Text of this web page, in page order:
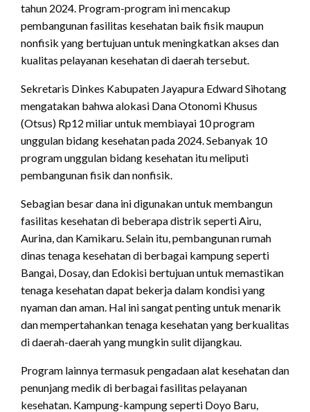
tahun 2024. Program-program ini mencakup
pembangunan fasilitas kesehatan baik fisik maupun
nonfisik yang bertujuan untuk meningkatkan akses dan
kualitas pelayanan kesehatan di daerah tersebut.
Sekretaris Dinkes Kabupaten Jayapura Edward Sihotang
mengatakan bahwa alokasi Dana Otonomi Khusus
(Otsus) Rp12 miliar untuk membiayai 10 program
unggulan bidang kesehatan pada 2024. Sebanyak 10
program unggulan bidang kesehatan itu meliputi
pembangunan fisik dan nonfisik.
Sebagian besar dana ini digunakan untuk membangun
fasilitas kesehatan di beberapa distrik seperti Airu,
Aurina, dan Kamikaru. Selain itu, pembangunan rumah
dinas tenaga kesehatan di berbagai kampung seperti
Bangai, Dosay, dan Edokisi bertujuan untuk memastikan
tenaga kesehatan dapat bekerja dalam kondisi yang
nyaman dan aman. Hal ini sangat penting untuk menarik
dan mempertahankan tenaga kesehatan yang berkualitas
di daerah-daerah yang mungkin sulit dijangkau.
Program lainnya termasuk pengadaan alat kesehatan dan
penunjang medik di berbagai fasilitas pelayanan
kesehatan. Kampung-kampung seperti Doyo Baru,